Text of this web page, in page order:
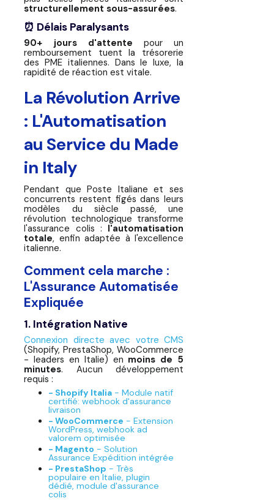
structurellement sous-assurées.
⏰ Délais Paralysants
90+ jours d'attente pour un
remboursement tuent la trésorerie
des PME italiennes. Dans le luxe, la
rapidité de réaction est vitale.
La Révolution Arrive
: L'Automatisation
au Service du Made
in Italy
Pendant que Poste Italiane et ses
concurrents restent figés dans leurs
modèles du siècle passé, une
révolution technologique transforme
l'assurance colis : l'automatisation
totale, enfin adaptée à l'excellence
italienne.
Comment cela marche :
L'Assurance Automatisée
Expliquée
1. Intégration Native
Connexion directe avec votre CMS
(Shopify, PrestaShop, WooCommerce
- leaders en Italie) en moins de 5
minutes. Aucun développement
requis :
- Shopify Italia- Module natif
certifié: webhook d'assurance
livraison
- WooCommerce - Extension
WordPress, webhook ad
valorem optimisée
- Magento - Solution
Assurance Expédition intégrée
- PrestaShop - Très
populaire en Italie, plugin
dédié, module d'assurance
colis